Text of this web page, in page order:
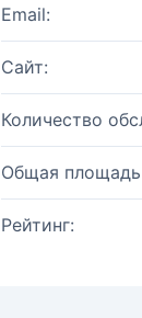
Email:
Сайт:
Количество
Общая
Рейтинг: